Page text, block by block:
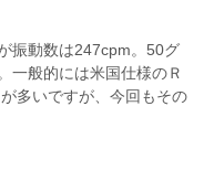
振動数は247cpm。50グ
一般的には米国仕様のＲ
多いですが、今回もその